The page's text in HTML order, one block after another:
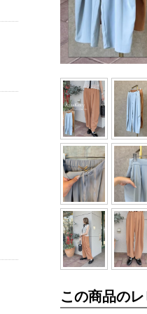
この商品の